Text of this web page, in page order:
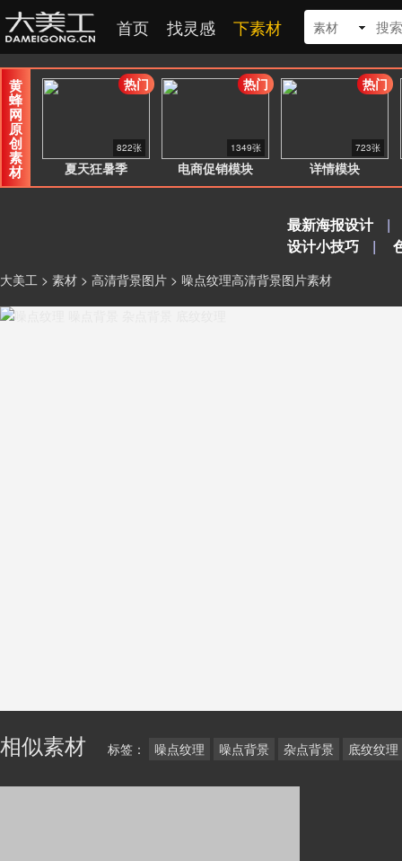
首页 找灵感 下素材 素材
黄
蜂
网
原
创
素
材 夏天狂暑季
822张
热门
电商促销模块
1349张
热门
详情模块
723张
热门
最新海报设计
|
设计小技巧
|
大美工 > 素材 > 高清背景图片 > 噪点纹理高清背景图片素材
相似素材 标签： 噪点纹理 噪点背景 杂点背景 底纹纹理